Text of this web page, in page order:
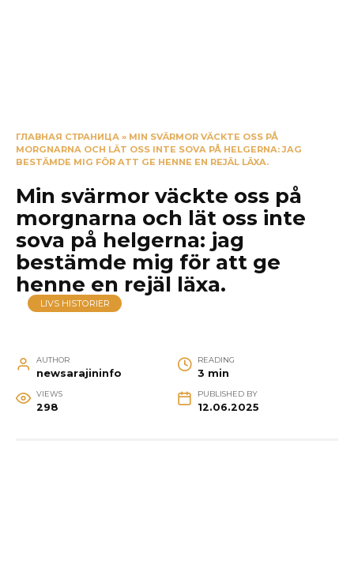
ГЛАВНАЯ СТРАНИЦА » MIN SVÄRMOR VÄCKTE OSS PÅ
MORGNARNA OCH LÄT OSS INTE SOVA PÅ HELGERNA: JAG
BESTÄMDE MIG FÖR ATT GE HENNE EN REJÄL LÄXA.
Min svärmor väckte oss på
morgnarna och lät oss inte
sova på helgerna: jag
bestämde mig för att ge
henne en rejäl läxa.
LIVS HISTORIER
AUTHOR
newsarajininfo
READING
3 min
VIEWS
298
PUBLISHED BY
12.06.2025